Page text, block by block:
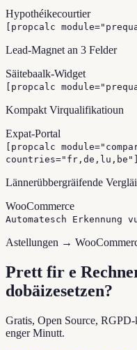
Hypothéikecourtier
[propcalc
Lead-Magnet an 3 Felder
Säitebaalk-Widget
[propcalc
Kompakt Virqualifikatioun
Expat-Portal
[propcalc
countries="fr,de,lu,be"]
Lännerübbergräifende
WooCommerce
Automatesch Erkennung
Astellungen →
Prett fir e
dobäizesetzen?
Gratis, Open Source,
enger Minutt.